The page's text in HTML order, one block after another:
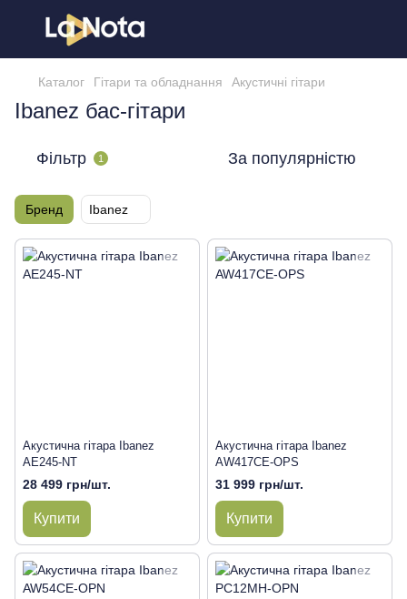
Каталог Гітари та обладнання Акустичні гітари
Ibanez бас-гітари
Фільтр 1 За популярністю
Бренд Ibanez
Акустична гітара Ibanez
AE245-NT
28 499 грн/шт.
Купити
Акустична гітара Ibanez
AW417CE-OPS
31 999 грн/шт.
Купити